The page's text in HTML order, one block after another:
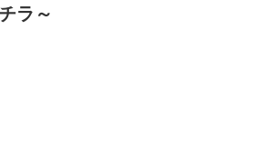
ラ～